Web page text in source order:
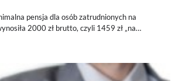
pensja dla osób zatrudnionych na
2000 zł brutto, czyli 1459 zł „na…